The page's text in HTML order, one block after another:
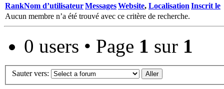
RankNom d’utilisateurMessagesWebsite, Localisation Inscrit le
Aucun membre n’a été trouvé avec ce critère de recherche.
0 users • Page 1 sur 1
Sauter vers: